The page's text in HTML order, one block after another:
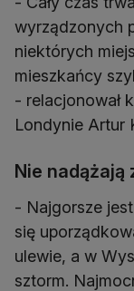
wyrządzonych
niektórych
mieszkańcy
- relacjonował
Londynie Artur
Nie nadążają
- Najgorsze
się
ulewie, a w
sztorm.